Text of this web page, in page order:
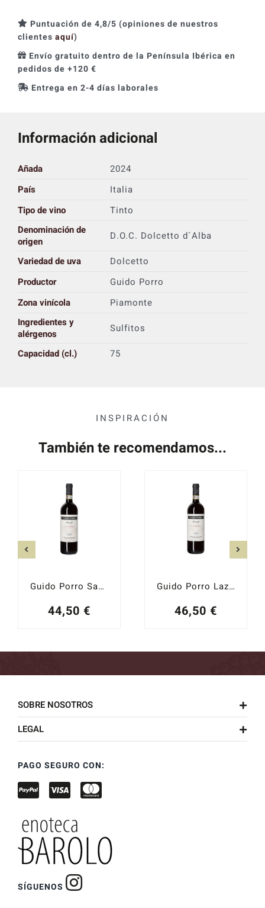
Puntuación de 4,8/5 (opiniones de nuestros
clientes aquí)
Envío gratuito dentro de la Península Ibérica en
pedidos de +120 €
Entrega en 2-4 días laborales
Información adicional
Añada
2024
País
Italia
Tipo de vino
Tinto
Denominación de
origen
D.O.C. Dolcetto d´Alba
Variedad de uva
Dolcetto
Productor
Guido Porro
Zona vinícola
Piamonte
Ingredientes y
alérgenos
Sulfitos
Capacidad (cl.)
75
INSPIRACIÓN
También te recomendamos...
Guido Porro Santa Caterina 2021
44,50 €
Guido Porro Lazzairasco 2021
46,50 €
SOBRE NOSOTROS
LEGAL
PAGO SEGURO CON:
SÍGUENOS